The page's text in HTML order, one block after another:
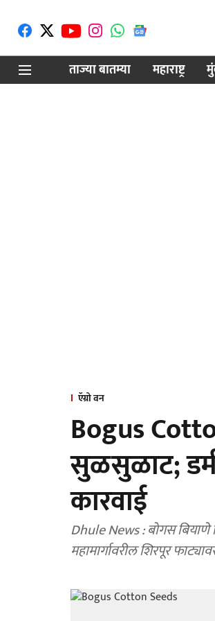
ताज्या बातम्या
महाराष्ट्र
ऍग्रो वन
Bogus
सुळसुळाट;
कारवाई
Dhule News : बोगस बियाणे
महामार्गावरील शिरपूर